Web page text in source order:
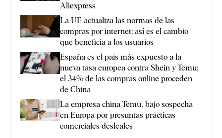
Aliexpress
La UE actualiza las normas de las
compras por internet: así es el cambio
que beneficia a los usuarios
España es el país más expuesto a la
nueva tasa europea contra Shein y Temu:
el 34% de las compras online proceden
de China
La empresa china Temu, bajo sospecha
en Europa por presuntas prácticas
comerciales desleales